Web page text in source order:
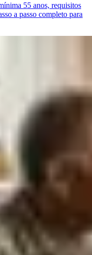
55 anos, requisitos
a passo completo para